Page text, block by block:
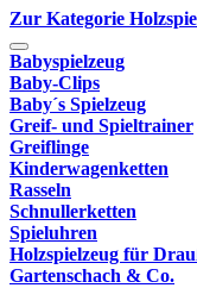
Zur Kategorie
Babyspielzeug
Baby-Clips
Baby´s Spielzeug
Greif- und Spieltrainer
Greiflinge
Kinderwagenketten
Rasseln
Schnullerketten
Spieluhren
Holzspielzeug für
Gartenschach & Co.